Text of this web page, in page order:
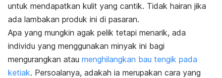
untuk mendapatkan kulit yang cantik. Tidak hairan jika
ada lambakan produk ini di pasaran.
Apa yang mungkin agak pelik tetapi menarik, ada
individu yang menggunakan minyak ini bagi
mengurangkan atau menghilangkan bau tengik pada
ketiak. Persoalanya, adakah ia merupakan cara yang